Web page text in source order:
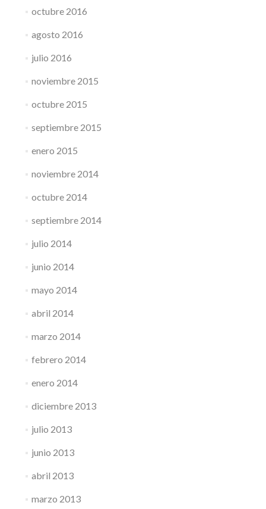
octubre 2016
agosto 2016
julio 2016
noviembre 2015
octubre 2015
septiembre 2015
enero 2015
noviembre 2014
octubre 2014
septiembre 2014
julio 2014
junio 2014
mayo 2014
abril 2014
marzo 2014
febrero 2014
enero 2014
diciembre 2013
julio 2013
junio 2013
abril 2013
marzo 2013